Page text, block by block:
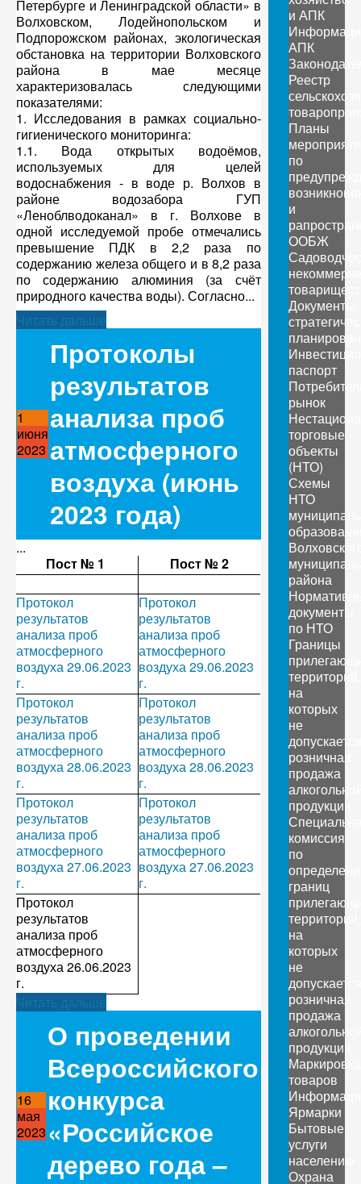
Петербурге и Ленинградской области» в
Волховском, Лодейнопольском и
Подпорожском районах, экологическая
обстановка на территории Волховского
района в мае месяце
характеризовалась следующими
показателями:
1. Исследования в рамках социально-
гигиенического мониторинга:
1.1. Вода открытых водоёмов,
используемых для целей
водоснабжения - в воде р. Волхов в
районе водозабора ГУП
«Леноблводоканал» в г. Волхове в
одной исследуемой пробе отмечались
превышение ПДК в 2,2 раза по
содержанию железа общего и в 8,2 раза
по содержанию алюминия (за счёт
природного качества воды). Согласно...
Читать дальше
1
июня
2023
Протоколы
результатов
анализа проб
атмосферного
воздуха (июнь
2023 года)
...
Пост № 1
Пост № 2
Протокол
результатов
анализа проб
атмосферного
воздуха 29.06.2023
г.
Протокол
результатов
анализа проб
атмосферного
воздуха 29.06.2023
г.
Протокол
результатов
анализа проб
атмосферного
воздуха 28.06.2023
г.
Протокол
результатов
анализа проб
атмосферного
воздуха 28.06.2023
г.
Протокол
результатов
анализа проб
атмосферного
воздуха 27.06.2023
г.
Протокол
результатов
анализа проб
атмосферного
воздуха 27.06.2023
г.
Протокол
результатов
анализа проб
атмосферного
воздуха 26.06.2023
г.
Читать дальше
16
мая
2023
О проведении
Всероссийского
конкурса
«Российское
дерево года –
и АПК
АПК
Реестр
Планы
по
и
ООБЖ
Документы
паспорт
рынок
торговые
объекты
(НТО)
Схемы
НТО
района
документы
по НТО
Границы
территорий,
на
которых
не
допускается
розничная
продажа
продукции
комиссия
по
границ
территорий,
на
которых
не
допускается
розничная
продажа
продукции
Маркировка
товаров
Ярмарки
Бытовые
услуги
населению
Охрана